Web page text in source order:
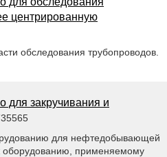
центрированную
обследования трубопроводов.
для закручивания и
для нефтедобывающей
применяемому